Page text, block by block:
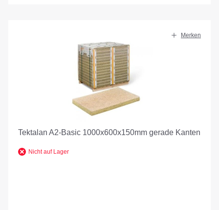
Merken
Tektalan A2-Basic 1000x600x150mm gerade Kanten
Nicht auf Lager